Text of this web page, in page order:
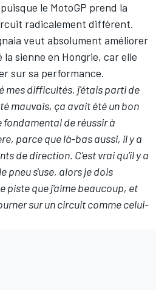
le MotoGP prend la
radicalement différent.
veut absolument améliorer
sienne en Hongrie, car elle
sur sa performance.
mes difficultés, j'étais parti de
mauvais, ça avait été un bon
fondamental de réussir à
parce que là-bas aussi, il y a
de direction. C'est vrai qu'il y a
pneu s'use, alors je dois
piste que j'aime beaucoup, et
sur un circuit comme celui-